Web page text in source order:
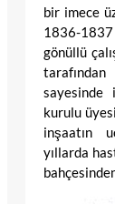
bir imece
1836-
gönüllü
sayesinde
kurulu
inşaatın
yıllarda